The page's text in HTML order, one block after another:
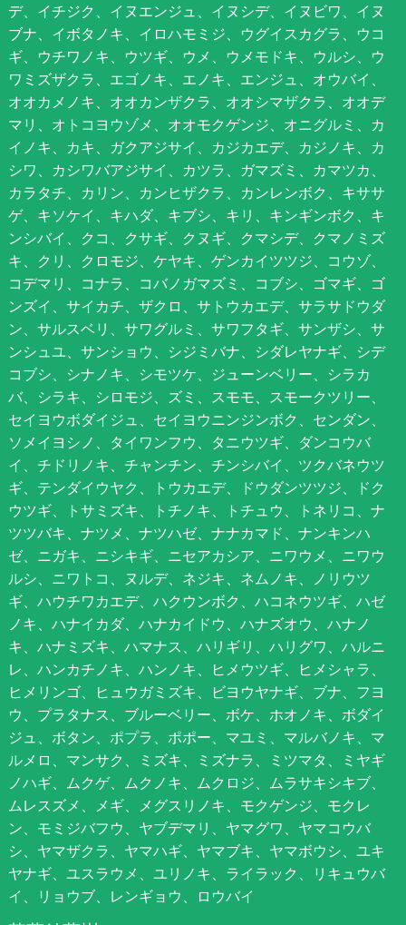
デ、イチジク、イヌエンジュ、イヌシデ、イヌビワ、イヌ
ブナ、イボタノキ、イロハモミジ、ウグイスカグラ、ウコ
ギ、ウチワノキ、ウツギ、ウメ、ウメモドキ、ウルシ、ウ
ワミズザクラ、エゴノキ、エノキ、エンジュ、オウバイ、
オオカメノキ、オオカンザクラ、オオシマザクラ、オオデ
マリ、オトコヨウゾメ、オオモクゲンジ、オニグルミ、カ
イノキ、カキ、ガクアジサイ、カジカエデ、カジノキ、カ
シワ、カシワバアジサイ、カツラ、ガマズミ、カマツカ、
カラタチ、カリン、カンヒザクラ、カンレンボク、キササ
ゲ、キソケイ、キハダ、キブシ、キリ、キンギンボク、キ
ンシバイ、クコ、クサギ、クヌギ、クマシデ、クマノミズ
キ、クリ、クロモジ、ケヤキ、ゲンカイツツジ、コウゾ、
コデマリ、コナラ、コバノガマズミ、コブシ、ゴマギ、ゴ
ンズイ、サイカチ、ザクロ、サトウカエデ、サラサドウダ
ン、サルスベリ、サワグルミ、サワフタギ、サンザシ、サ
ンシュユ、サンショウ、シジミバナ、シダレヤナギ、シデ
コブシ、シナノキ、シモツケ、ジューンベリー、シラカ
バ、シラキ、シロモジ、ズミ、スモモ、スモークツリー、
セイヨウボダイジュ、セイヨウニンジンボク、センダン、
ソメイヨシノ、タイワンフウ、タニウツギ、ダンコウバ
イ、チドリノキ、チャンチン、チンシバイ、ツクバネウツ
ギ、テンダイウヤク、トウカエデ、ドウダンツツジ、ドク
ウツギ、トサミズキ、トチノキ、トチュウ、トネリコ、ナ
ツツバキ、ナツメ、ナツハゼ、ナナカマド、ナンキンハ
ゼ、ニガキ、ニシキギ、ニセアカシア、ニワウメ、ニワウ
ルシ、ニワトコ、ヌルデ、ネジキ、ネムノキ、ノリウツ
ギ、ハウチワカエデ、ハクウンボク、ハコネウツギ、ハゼ
ノキ、ハナイカダ、ハナカイドウ、ハナズオウ、ハナノ
キ、ハナミズキ、ハマナス、ハリギリ、ハリグワ、ハルニ
レ、ハンカチノキ、ハンノキ、ヒメウツギ、ヒメシャラ、
ヒメリンゴ、ヒュウガミズキ、ビヨウヤナギ、ブナ、フヨ
ウ、プラタナス、ブルーベリー、ボケ、ホオノキ、ボダイ
ジュ、ボタン、ポプラ、ポポー、マユミ、マルバノキ、マ
ルメロ、マンサク、ミズキ、ミズナラ、ミツマタ、ミヤギ
ノハギ、ムクゲ、ムクノキ、ムクロジ、ムラサキシキブ、
ムレスズメ、メギ、メグスリノキ、モクゲンジ、モクレ
ン、モミジバフウ、ヤブデマリ、ヤマグワ、ヤマコウバ
シ、ヤマザクラ、ヤマハギ、ヤマブキ、ヤマボウシ、ユキ
ヤナギ、ユスラウメ、ユリノキ、ライラック、リキュウバ
イ、リョウブ、レンギョウ、ロウバイ